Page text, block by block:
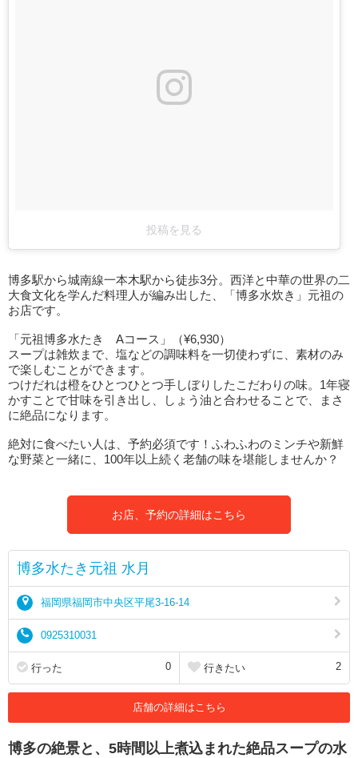
投稿を見る
博多駅から城南線一本木駅から徒歩3分。西洋と中華の世界の二
大食文化を学んだ料理人が編み出した、「博多水炊き」元祖の
お店です。
「元祖博多水たき Aコース」（¥6,930）
スープは雑炊まで、塩などの調味料を一切使わずに、素材のみ
で楽しむことができます。
つけだれは橙をひとつひとつ手しぼりしたこだわりの味。1年寝
かすことで甘味を引き出し、しょう油と合わせることで、まさ
に絶品になります。
絶対に食べたい人は、予約必須です！ふわふわのミンチや新鮮
な野菜と一緒に、100年以上続く老舗の味を堪能しませんか？
お店、予約の詳細はこちら
博多水たき元祖 水月
福岡県福岡市中央区平尾3-16-14
0925310031
行った 0 行きたい 2
店舗の詳細はこちら
博多の絶景と、5時間以上煮込まれた絶品スープの水